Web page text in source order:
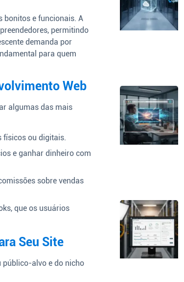
bonitos e funcionais. A
permitindo
demanda por
para quem
Web
algumas das mais
físicos ou digitais.
e ganhar dinheiro com
sobre vendas
que os usuários
Seu Site
público-alvo e do nicho